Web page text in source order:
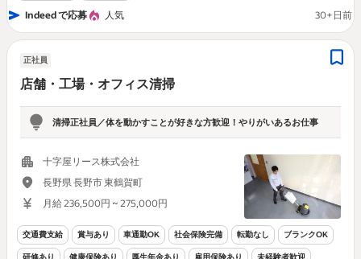
Indeed で応募 人気 30+日前
正社員
店舗・工場・オフィス清掃
清掃正社員／体を動かすことが好きな方歓迎！やりがいあるお仕事
十字屋リース株式会社
長野県 長野市 東鶴賀町
月給 236,500円 ~ 275,000円
交通費支給 賞与あり 車通勤OK 社会保険完備 転勤なし ブランクOK